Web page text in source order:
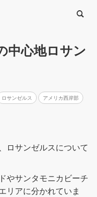
中心地ロサン
ロサンゼルス アメリカ西岸部
ロサンゼルスについて
やサンタモニカビーチ
リアに分かれていま